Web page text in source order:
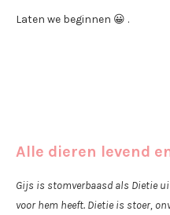
Laten we beginnen 😀 .
Alle dieren levend
Gijs is stomverbaasd als Dietie
voor hem heeft. Dietie is stoer,